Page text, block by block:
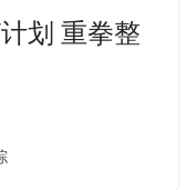
划 重拳整